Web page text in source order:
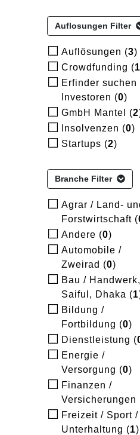
Auflosungen Filter
Auflösungen (3)
Crowdfunding (1
Erfinder suchen
Investoren (0)
GmbH Mantel (2
Insolvenzen (0)
Startups (2)
Branche Filter
Agrar / Land-
Forstwirtschaft (
Andere (0)
Automobile /
Zweirad (0)
Bau / Handwerk,
Saiful, Dhaka (1
Bildung /
Fortbildung (0)
Dienstleistung (
Energie /
Versorgung (0)
Finanzen /
Versicherungen
Freizeit / Sport /
Unterhaltung (1)